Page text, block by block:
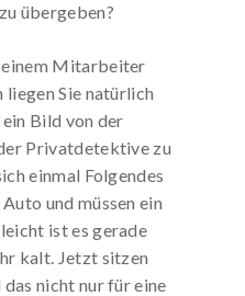
übergeben?
einem Mitarbeiter
Sie natürlich
Bild von der
Privatdetektive zu
einmal Folgendes
und müssen ein
ist es gerade
kalt. Jetzt sitzen
das nicht nur für eine